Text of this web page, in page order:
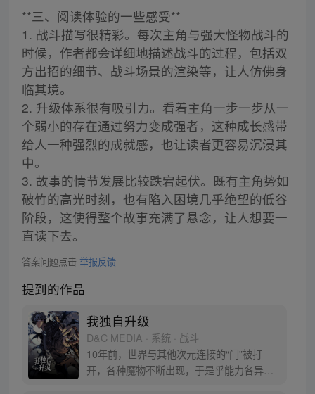
**三、阅读体验的一些感受**
1. 战斗描写很精彩。每次主角与强大怪物战斗的
时候，作者都会详细地描述战斗的过程，包括双
方出招的细节、战斗场景的渲染等，让人仿佛身
临其境。
2. 升级体系很有吸引力。看着主角一步一步从一
个弱小的存在通过努力变成强者，这种成长感带
给人一种强烈的成就感，也让读者更容易沉浸其
中。
3. 故事的情节发展比较跌宕起伏。既有主角势如
破竹的高光时刻，也有陷入困境几乎绝望的低谷
阶段，这使得整个故事充满了悬念，让人想要一
直读下去。
答案问题点击 举报反馈
提到的作品
我独自升级
D&C MEDIA · 系统 · 战斗
10年前，世界与其他次元连接的“门”被打
开，各种魔物不断出现，于是乎能力各异的